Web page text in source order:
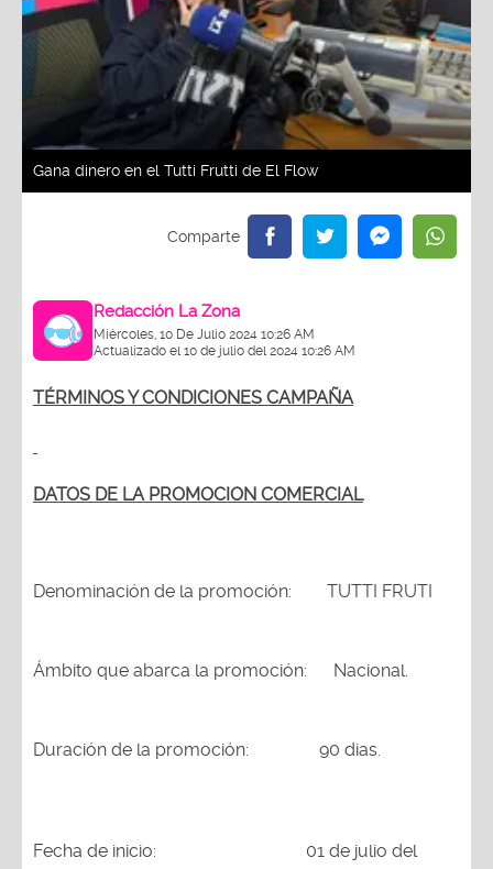
Gana dinero en el Tutti Frutti de El Flow
Redacción La Zona
Miércoles, 10 De Julio 2024 10:26 AM
Actualizado el 10 de julio del 2024 10:26 AM
TÉRMINOS Y CONDICIONES CAMPAÑA
DATOS DE LA PROMOCION COMERCIAL
Denominación de la promoción: TUTTI FRUTI
Ámbito que abarca la promoción: Nacional.
Duración de la promoción: 90 dias.
Fecha de inicio: 01 de julio del